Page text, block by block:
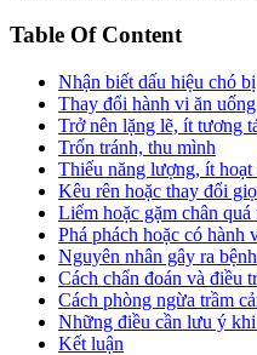
Table Of Content
Nhận biết dấu hiệu chó
Thay đổi hành vi ăn uống
Trở nên lặng lẽ, ít tương
Trốn tránh, thu mình
Thiếu năng lượng, ít hoạt
Kêu rên hoặc thay đổi
Liếm hoặc gặm chân quá
Phá phách hoặc có hành
Nguyên nhân gây ra
Cách chẩn đoán và điều
Cách phòng ngừa trầm
Những điều cần lưu ý
Kết luận